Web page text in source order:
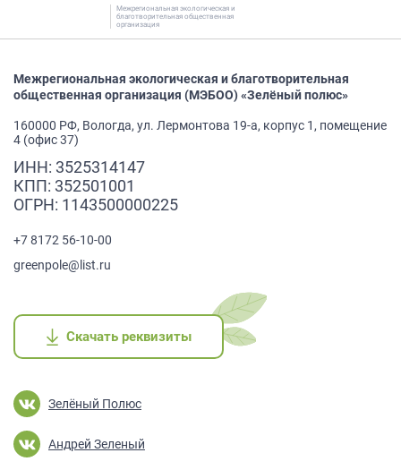
Межрегиональная экологическая и
благотворительная общественная
организация
Зелёный Полюс
Андрей Зеленый
Межрегиональная экологическая и благотворительная
общественная организация (МЭБОО) «Зелёный полюс»
160000 РФ, Вологда, ул. Лермонтова 19-а, корпус 1, помещение
4 (офис 37)
ИНН: 3525314147
КПП: 352501001
ОГРН: 1143500000225
+7 8172 56-10-00
greenpole@list.ru
Скачать реквизиты
Скачать реквизиты
Скачать реквизиты
Скачать реквизиты
Скачать реквизиты